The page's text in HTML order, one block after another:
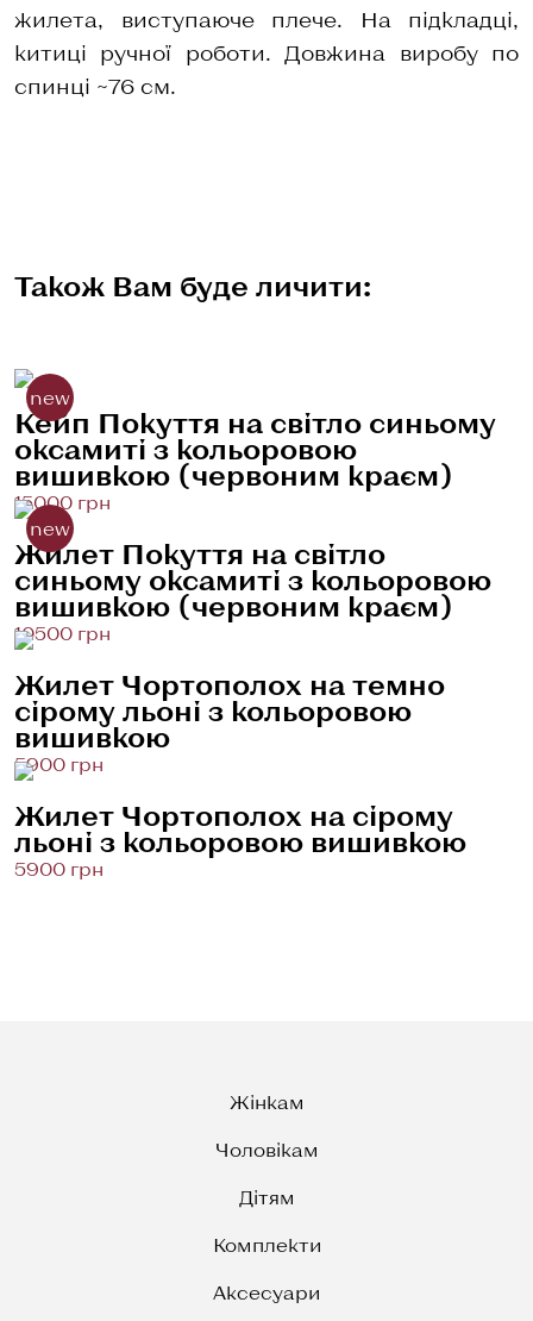
жилета, виступаюче плече. На підкладці,
китиці ручної роботи. Довжина виробу по
спинці ~76 см.
Також Вам буде личити:
Кейп Покуття на світло синьому
оксамиті з кольоровою
вишивкою (червоним краєм)
15000 грн
new
Жилет Покуття на світло
синьому оксамиті з кольоровою
вишивкою (червоним краєм)
10500 грн
new
Жилет Чортополох на темно
сірому льоні з кольоровою
вишивкою
5900 грн
Жилет Чортополох на сірому
льоні з кольоровою вишивкою
5900 грн
Жінкам
Чоловікам
Дітям
Комплекти
Аксесуари